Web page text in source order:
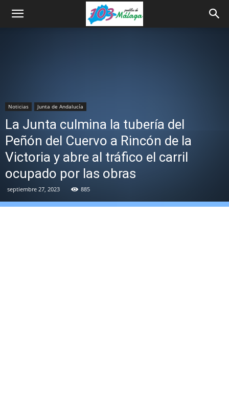
Noticias Junta de Andalucía
La Junta culmina la tubería del
Peñón del Cuervo a Rincón de la
Victoria y abre al tráfico el carril
ocupado por las obras
septiembre 27, 2023 885